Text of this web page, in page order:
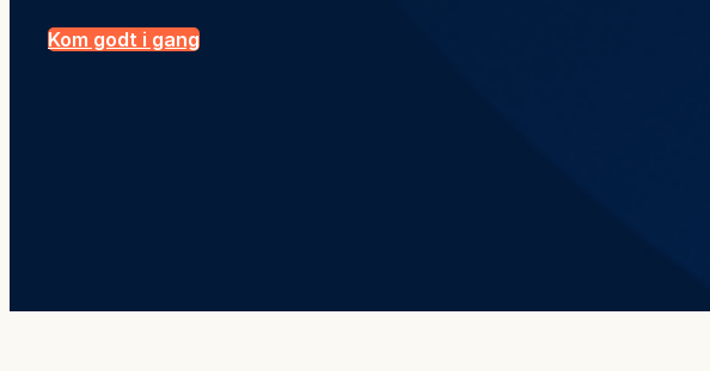
Kom godt i gang